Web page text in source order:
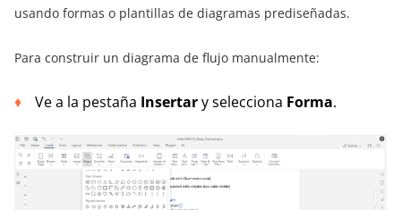
usando formas o plantillas de diagramas prediseñadas.
Para construir un diagrama de flujo manualmente:
Ve a la pestaña Insertary selecciona Forma.